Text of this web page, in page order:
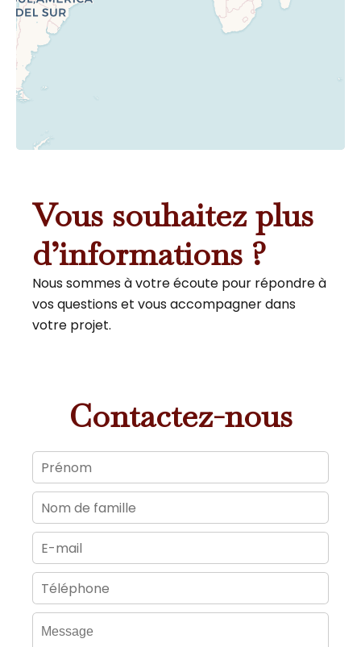
Vous souhaitez plus
d’informations ?
Nous sommes à votre écoute pour répondre à
vos questions et vous accompagner dans
votre projet.
Contactez-nous